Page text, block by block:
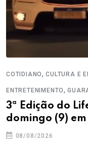
COTIDIANO,CULTURA E
ENTRETENIMENTO,
3ª Edição do
domingo (9)
08/08/2026